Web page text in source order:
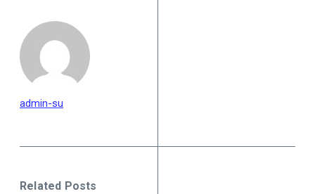
admin-su
Related Posts